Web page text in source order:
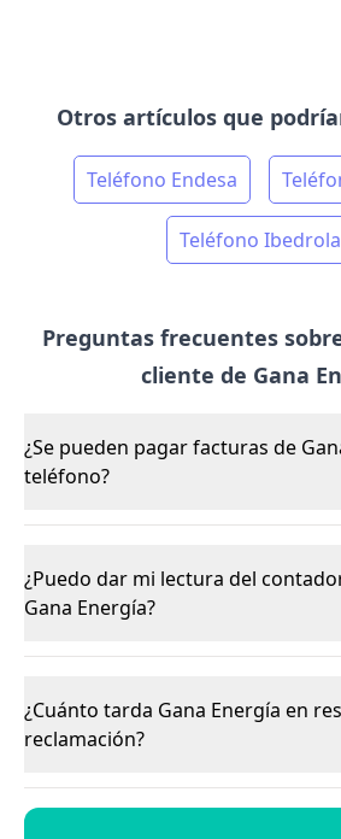
Otros artículos que
Teléfono Endesa
Teléfono Ibedrola
Preguntas frecuentes
cliente de Gana
¿Se pueden pagar facturas de
teléfono?
¿Puedo dar mi lectura del
Gana Energía?
¿Cuánto tarda Gana Energía en
reclamación?